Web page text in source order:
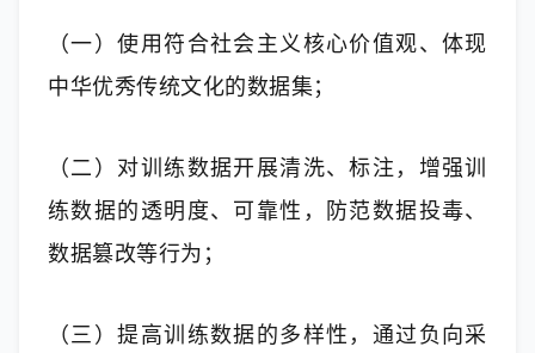
（一）使用符合社会主义核心价值观、体现
中华优秀传统文化的数据集；
（二）对训练数据开展清洗、标注，增强训
练数据的透明度、可靠性，防范数据投毒、
数据篡改等行为；
（三）提高训练数据的多样性，通过负向采